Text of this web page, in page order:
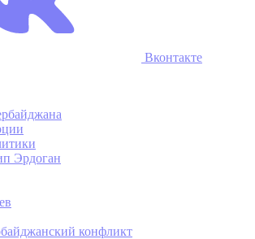
Вконтакте
Эрдоган
конфликт